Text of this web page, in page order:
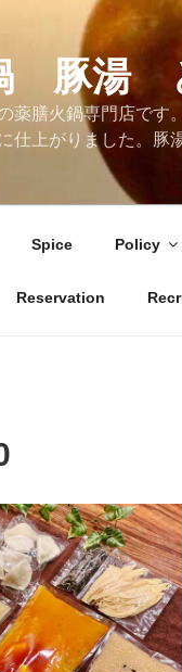
豚湯
薬膳火鍋専門店です
仕上がりました。豚
Spice Policy
Reservation